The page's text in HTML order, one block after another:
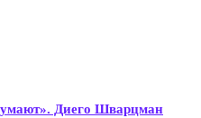
Диего Шварцман